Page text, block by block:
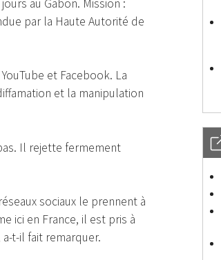
au Gabon. Mission :
par la Haute Autorité de
et Facebook. La
et la manipulation
Il rejette fermement
sociaux le prennent à
ici en France, il est pris à
t-il fait remarquer.